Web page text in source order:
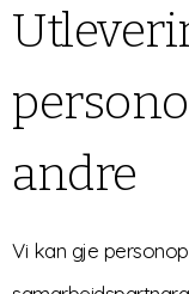
andre
Vi kan gje